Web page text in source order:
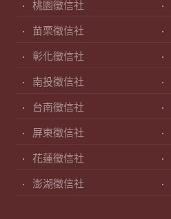
桃園徵信社
苗栗徵信社
彰化徵信社
南投徵信社
台南徵信社
屏東徵信社
花蓮徵信社
澎湖徵信社